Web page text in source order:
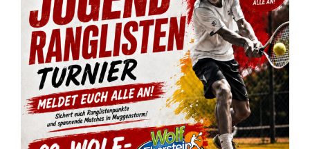
Veranstaltungen
Kontakt